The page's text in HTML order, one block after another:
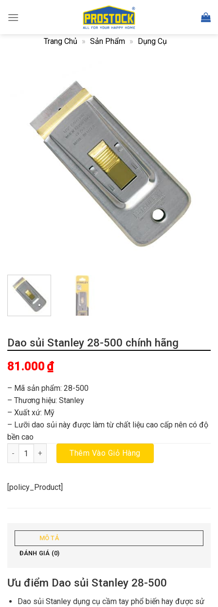
Trang Chủ » Sản Phẩm » Dụng Cụ
Dao sủi Stanley 28-500 chính hãng
81.000 ₫
– Mã sản phẩm: 28-500
– Thương hiệu: Stanley
– Xuất xứ: Mỹ
– Lưỡi dao sủi này được làm từ chất liệu cao cấp nên có độ
bền cao
Dao sủi Stanley 28-500 chính hãng số lượng
Thêm Vào Giỏ Hàng
[policy_Product]
MÔ TẢ
ĐÁNH GIÁ (0)
Ưu điểm Dao sủi Stanley 28-500
Dao sủi Stanley dụng cụ cầm tay phổ biến hay được sử